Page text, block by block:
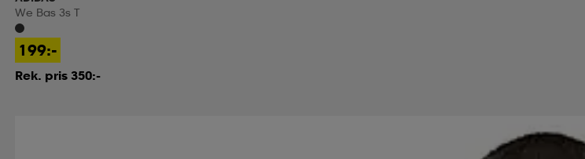
We Bas 3s T
199:-
Rek. pris 350:-